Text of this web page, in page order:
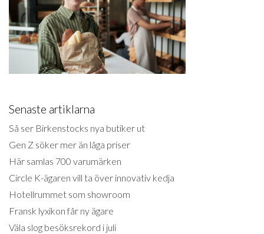
Senaste artiklarna
Så ser Birkenstocks nya butiker ut
Gen Z söker mer än låga priser
Här samlas 700 varumärken
Circle K-ägaren vill ta över innovativ kedja
Hotellrummet som showroom
Fransk lyxikon får ny ägare
Väla slog besöksrekord i juli